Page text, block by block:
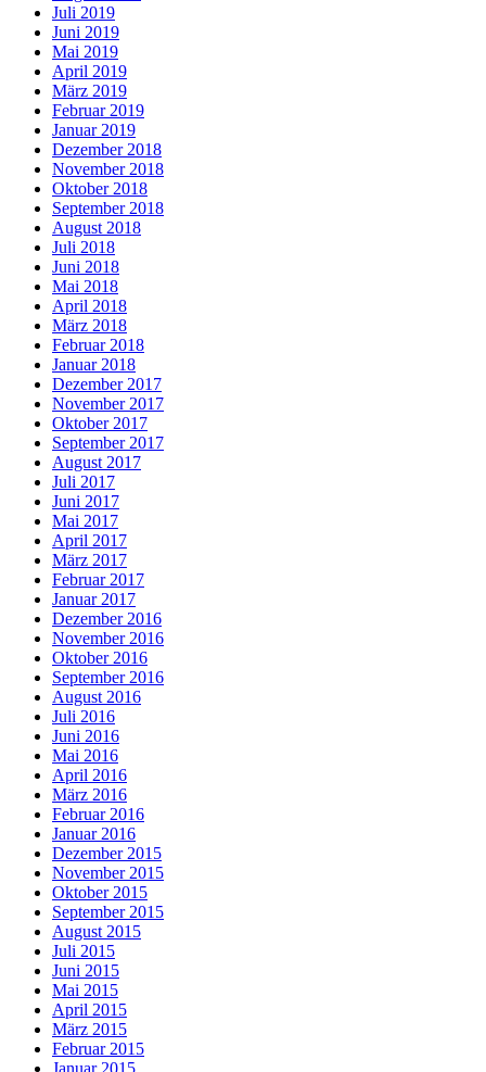
Juli 2019
Juni 2019
Mai 2019
April 2019
März 2019
Februar 2019
Januar 2019
Dezember 2018
November 2018
Oktober 2018
September 2018
August 2018
Juli 2018
Juni 2018
Mai 2018
April 2018
März 2018
Februar 2018
Januar 2018
Dezember 2017
November 2017
Oktober 2017
September 2017
August 2017
Juli 2017
Juni 2017
Mai 2017
April 2017
März 2017
Februar 2017
Januar 2017
Dezember 2016
November 2016
Oktober 2016
September 2016
August 2016
Juli 2016
Juni 2016
Mai 2016
April 2016
März 2016
Februar 2016
Januar 2016
Dezember 2015
November 2015
Oktober 2015
September 2015
August 2015
Juli 2015
Juni 2015
Mai 2015
April 2015
März 2015
Februar 2015